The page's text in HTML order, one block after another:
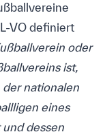
VO definiert
oder
ist,
nationalen
eines
dessen